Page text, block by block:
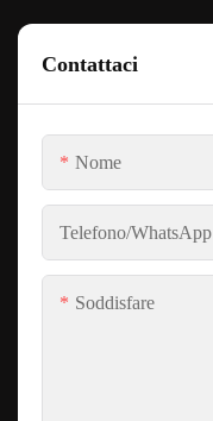
Contattaci
Nome
Telefono/WhatsApp
Soddisfare